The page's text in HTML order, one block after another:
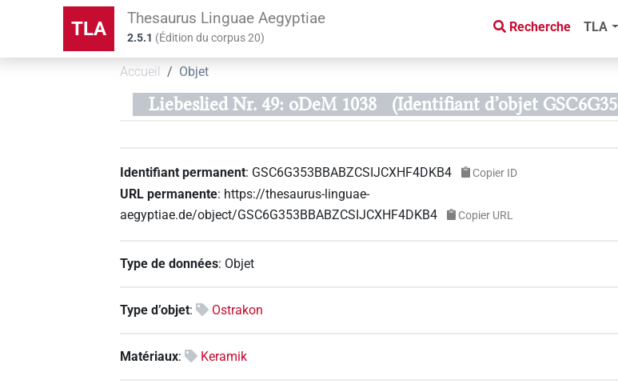
TLA Thesaurus Linguae Aegyptiae
2.5.1 (Édition du corpus20)
Recherche TLA
Accueil Objet
Liebeslied Nr. 49: oDeM 1038 (Identifiant d’objet
Identifiant permanent: GSC6G353BBABZCSIJCXHF4DKB4 Copier ID
URL permanente: https://thesaurus-linguae-
aegyptiae.de/object/GSC6G353BBABZCSIJCXHF4DKB4
Copier URL
Type de données: Objet
Type d’objet: Ostrakon
Matériaux: Keramik